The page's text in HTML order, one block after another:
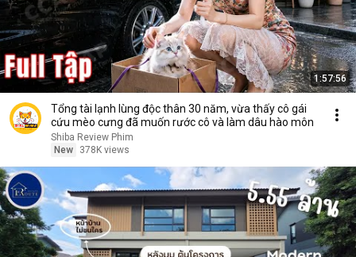
1:57:56
Tổng tài lạnh lùng độc thân 30 năm, vừa thấy cô gái
cứu mèo cưng đã muốn rước cô và làm dâu hào môn
Shiba Review Phim
New
378K views